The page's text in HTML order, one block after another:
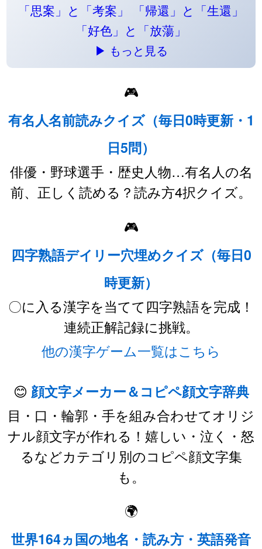
「思案」と「考案」
「帰還」と「生還」
「好色」と「放蕩」
▶ もっと見る
🎮
有名人名前読みクイズ（毎日0時更新・1
日5問）
俳優・野球選手・歴史人物…有名人の名
前、正しく読める？読み方4択クイズ。
🎮
四字熟語デイリー穴埋めクイズ（毎日0
時更新）
〇に入る漢字を当てて四字熟語を完成！
連続正解記録に挑戦。
他の漢字ゲーム一覧はこちら
😊 顔文字メーカー＆コピペ顔文字辞典
目・口・輪郭・手を組み合わせてオリジ
ナル顔文字が作れる！嬉しい・泣く・怒
るなどカテゴリ別のコピペ顔文字集
も。
🌍
世界164ヵ国の地名・読み方・英語発音